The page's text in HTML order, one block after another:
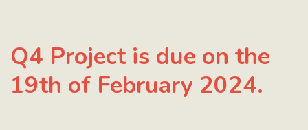
Q4 Project is due on the
19th of February 2024.